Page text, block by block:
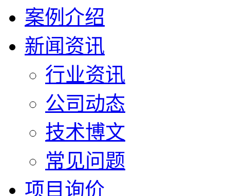
案例介绍
新闻资讯
行业资讯
公司动态
技术博文
常见问题
项目询价